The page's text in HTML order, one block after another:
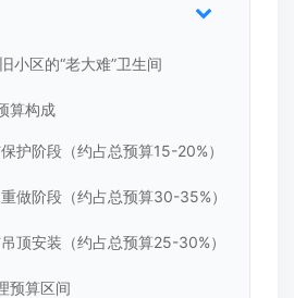
小区的“老大难”卫生间
算构成
护阶段（约占总预算15-20%）
做阶段（约占总预算30-35%）
顶安装（约占总预算25-30%）
预算区间